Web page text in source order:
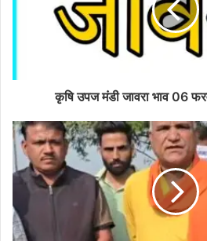
कृषि उपज मंडी जावरा भाव 06